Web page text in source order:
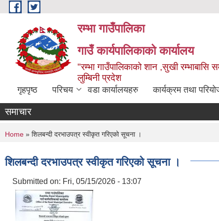
Skip to main content
रम्भा गाउँपालिका
गाउँ कार्यपालिकाको कार्यालय
"रम्भा गाउँपालिकाको शान ,सुखी रम्भाबासि
लुम्बिनी प्रदेश
गृहपृष्ठ परिचय वडा कार्यालयहरु कार्यक्रम तथा
समाचार
You are here
Home » शिलबन्दी दरभाउपत्र स्वीकृत गरिएको सूचना ।
शिलबन्दी दरभाउपत्र स्वीकृत गरिएको सूचना ।
Submitted on: Fri, 05/15/2026 - 13:07